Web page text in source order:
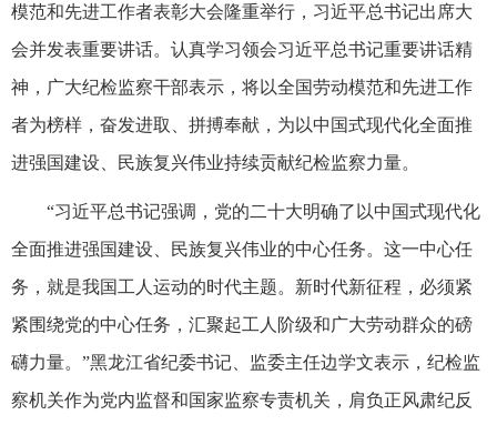
模范和先进工作者表彰大会隆重举行，习近平总书记出席大
会并发表重要讲话。认真学习领会习近平总书记重要讲话精
神，广大纪检监察干部表示，将以全国劳动模范和先进工作
者为榜样，奋发进取、拼搏奉献，为以中国式现代化全面推
进强国建设、民族复兴伟业持续贡献纪检监察力量。
“习近平总书记强调，党的二十大明确了以中国式现代化
全面推进强国建设、民族复兴伟业的中心任务。这一中心任
务，就是我国工人运动的时代主题。新时代新征程，必须紧
紧围绕党的中心任务，汇聚起工人阶级和广大劳动群众的磅
礴力量。”黑龙江省纪委书记、监委主任边学文表示，纪检监
察机关作为党内监督和国家监察专责机关，肩负正风肃纪反